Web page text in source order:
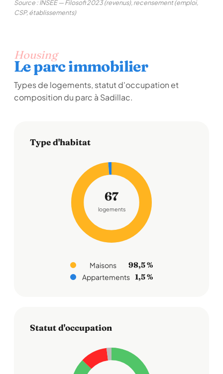
Source : INSEE — Filosofi 2023 (revenus), recensement (emploi,
CSP, établissements)
Housing
Le parc immobilier
Types de logements, statut d'occupation et
composition du parc à Sadillac.
Type d'habitat
67
logements
Maisons 98,5 %
Appartements 1,5 %
Statut d'occupation